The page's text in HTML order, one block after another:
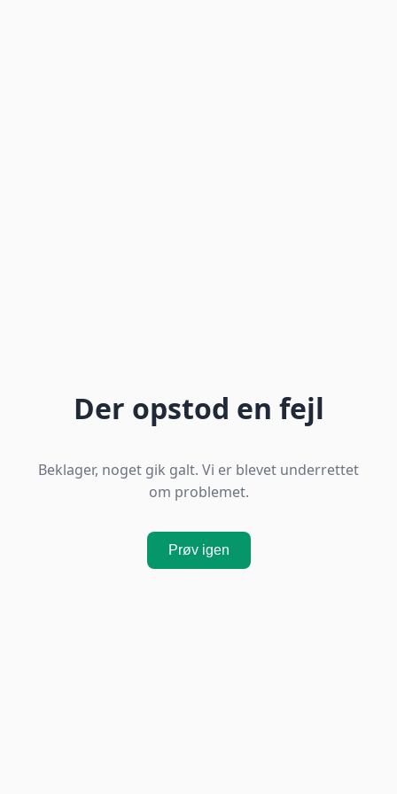
Der opstod en fejl
Beklager, noget gik galt. Vi er blevet underrettet
om problemet.
Prøv igen